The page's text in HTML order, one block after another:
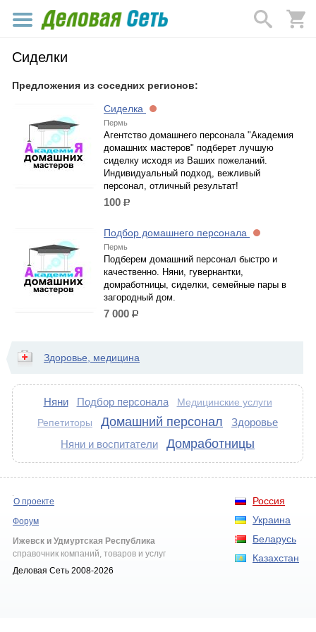
Сиделки
Предложения из соседних регионов:
Сиделка
Пермь
Агентство домашнего персонала "Академия
домашних мастеров" подберет лучшую
сиделку исходя из Ваших пожеланий.
Индивидуальный подход, вежливый
персонал, отличный результат!
100 р.
Подбор домашнего персонала
Пермь
Подберем домашний персонал быстро и
качественно. Няни, гувернантки,
домработницы, сиделки, семейные пары в
загородный дом.
7 000 р.
Здоровье, медицина
Няни Подбор персонала
Медицинские услуги
Репетиторы
Домашний персонал
Здоровье
Няни и воспитатели
Домработницы
Россия
Украина
Беларусь
Казахстан
О проекте
Форум
Ижевск и Удмуртская Республика
справочник компаний, товаров и услуг
Деловая Сеть 2008-2026